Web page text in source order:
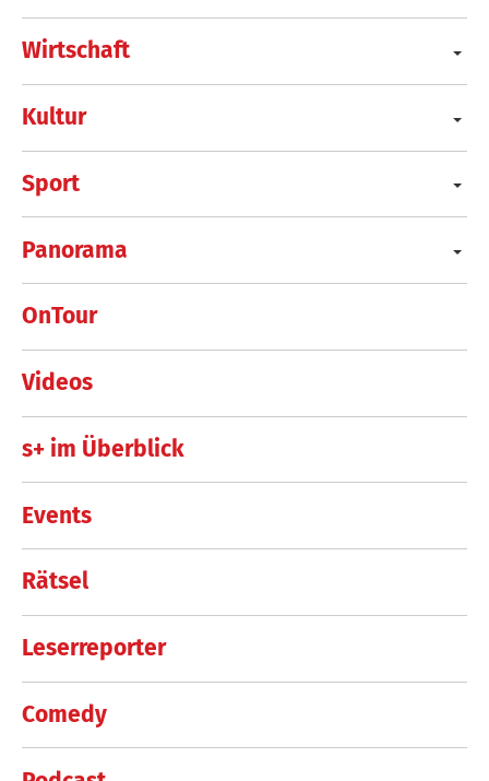
Wirtschaft
Kultur
Sport
Panorama
OnTour
Videos
s+ im Überblick
Events
Rätsel
Leserreporter
Comedy